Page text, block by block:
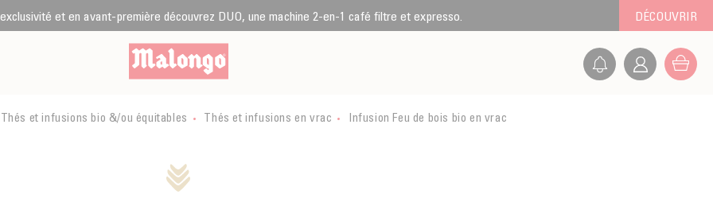
et en avant-première découvrez DUO, une machine 2-en-1 café filtre et expresso. DÉCOUVRIR
Thés et infusions bio &/ou équitables Thés et infusions en vrac Infusion Feu de bois bio en vrac